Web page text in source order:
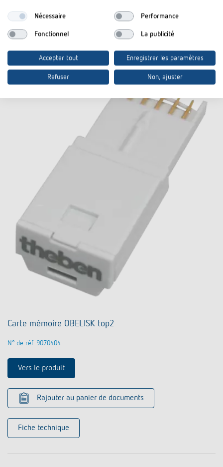
Accessoires
Carte mémoire OBELISK top2
N° de réf. 9070404
Vers le produit
Rajouter au panier de documents
Fiche technique
Nécessaire Performance
Fonctionnel La publicité
Accepter tout Enregistrer les paramètres
Refuser Non, ajuster